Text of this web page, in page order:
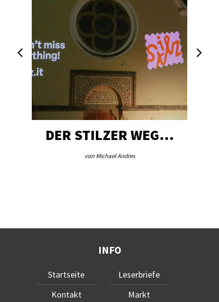
DER STILZER WEG…
von Michael Andres
INFO
Startseite
Kontakt
Leserbriefe
Markt